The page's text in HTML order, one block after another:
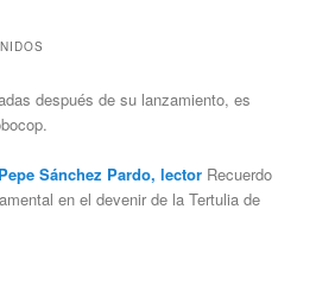
después de su lanzamiento, es
Sánchez Pardo, lectorRecuerdo
en el devenir de la Tertulia de